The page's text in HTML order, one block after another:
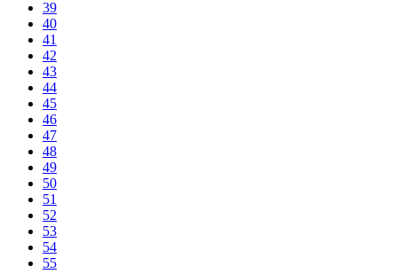
39
40
41
42
43
44
45
46
47
48
49
50
51
52
53
54
55